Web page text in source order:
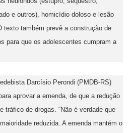
e outros), homicídio doloso e lesão
texto também prevê a construção de
para que os adolescentes cumpram a
Darcísio Perondi (PMDB-RS)
aprovar a emenda, de que a redução
tráfico de drogas. “Não é verdade que
reduzida. A emenda mantém o